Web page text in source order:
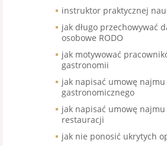
instruktor praktycznej
jak długo przechowywać
osobowe RODO
jak motywować
gastronomii
jak napisać umowę
gastronomicznego
jak napisać umowę najmu
restauracji
jak nie ponosić ukrytych